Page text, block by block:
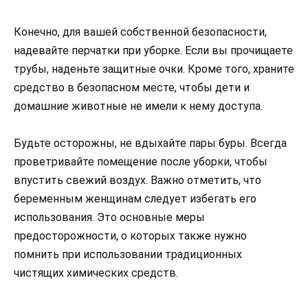
Конечно, для вашей собственной безопасности,
надевайте перчатки при уборке. Если вы прочищаете
трубы, наденьте защитные очки. Кроме того, храните
средство в безопасном месте, чтобы дети и
домашние животные не имели к нему доступа.
Будьте осторожны, не вдыхайте пары буры. Всегда
проветривайте помещение после уборки, чтобы
впустить свежий воздух. Важно отметить, что
беременным женщинам следует избегать его
использования. Это основные меры
предосторожности, о которых также нужно
помнить при использовании традиционных
чистящих химических средств.